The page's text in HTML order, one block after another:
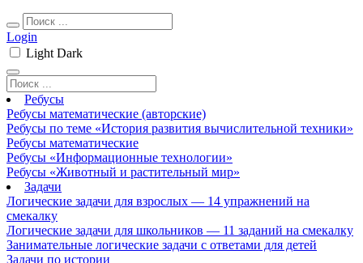
Login
Light Dark
Ребусы
Ребусы математические (авторские)
Ребусы по теме «История развития вычислительной техники»
Ребусы математические
Ребусы «Информационные технологии»
Ребусы «Животный и растительный мир»
Задачи
Логические задачи для взрослых — 14 упражнений на
смекалку
Логические задачи для школьников — 11 заданий на смекалку
Занимательные логические задачи с ответами для детей
Задачи по истории